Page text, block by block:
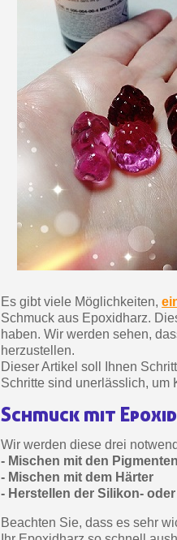
Es gibt viele Möglichkeiten,
Schmuck aus Epoxidharz.
haben. Wir werden sehen,
herzustellen.
Dieser Artikel soll Ihnen
Schritte sind unerlässlich, um
Schmuck mit
Wir werden diese drei
- Mischen mit den
- Mischen mit dem Härter
- Herstellen der Silikon-
Beachten Sie, dass es sehr